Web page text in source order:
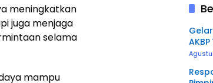
meningkatkan
juga menjaga
selama
mampu